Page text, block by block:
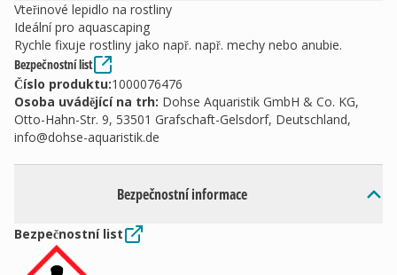
Vteřinové lepidlo na rostliny
Ideální pro aquascaping
Rychle fixuje rostliny jako např. např. mechy nebo anubie.
Bezpečnostní list
Číslo produktu:1000076476
Osoba uvádějící na trh: Dohse Aquaristik GmbH & Co. KG,
Otto-Hahn-Str. 9, 53501 Grafschaft-Gelsdorf, Deutschland,
info@dohse-aquaristik.de
Bezpečnostní informace
Bezpečnostní list